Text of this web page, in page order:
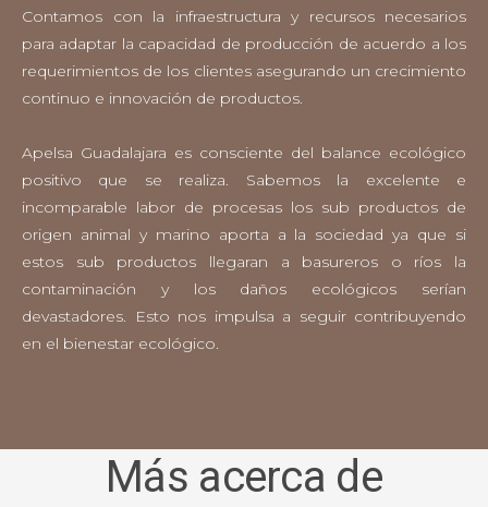
Contamos con la infraestructura y recursos necesarios
para adaptar la capacidad de producción de acuerdo a los
requerimientos de los clientes asegurando un crecimiento
continuo e innovación de productos.
Apelsa Guadalajara es consciente del balance ecológico
positivo que se realiza. Sabemos la excelente e
incomparable labor de procesas los sub productos de
origen animal y marino aporta a la sociedad ya que si
estos sub productos llegaran a basureros o ríos la
contaminación y los daños ecológicos serían
devastadores. Esto nos impulsa a seguir contribuyendo
en el bienestar ecológico.
Más acerca de